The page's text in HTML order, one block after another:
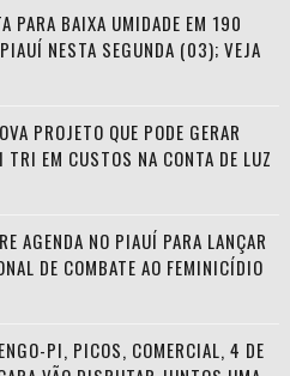
PARA BAIXA UMIDADE EM 190
NESTA SEGUNDA (03); VEJA
PROJETO QUE PODE GERAR
TRI EM CUSTOS NA CONTA DE LUZ
AGENDA NO PIAUÍ PARA LANÇAR
DE COMBATE AO FEMINICÍDIO
PI, PICOS, COMERCIAL, 4 DE